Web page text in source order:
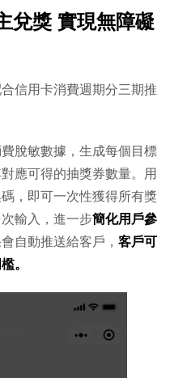
兌獎 實現無障礙
信用卡消費週期分三期推
脫敏數據，生成每個目標
應可得的抽獎券數量。用
，即可一次性獲得所有獎
輸入，進一步簡化用戶參
自動推送給客戶， 客戶可
。